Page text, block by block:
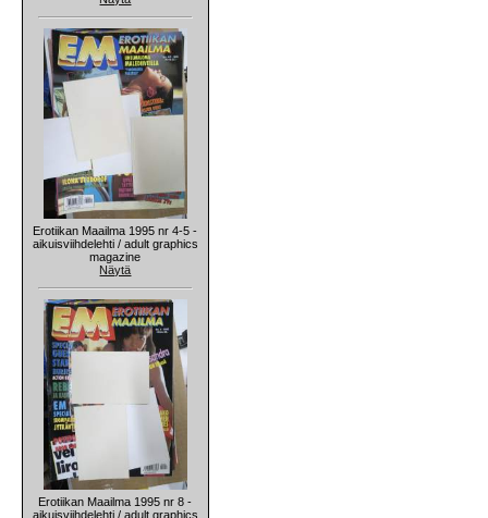
Erotiikan Maailma 1995 nr 4-5 -
aikuisviihdelehti / adult graphics
magazine
Näytä
Erotiikan Maailma 1995 nr 8 -
aikuisviihdelehti / adult graphics